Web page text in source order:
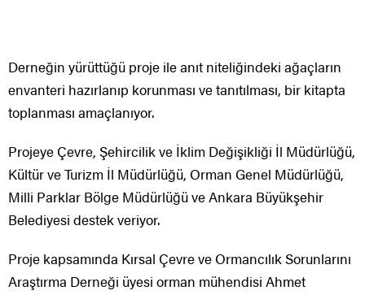
Derneğin yürüttüğü proje ile anıt niteliğindeki ağaçların
envanteri hazırlanıp korunması ve tanıtılması, bir kitapta
toplanması amaçlanıyor.
Projeye Çevre, Şehircilik ve İklim Değişikliği İl Müdürlüğü,
Kültür ve Turizm İl Müdürlüğü, Orman Genel Müdürlüğü,
Milli Parklar Bölge Müdürlüğü ve Ankara Büyükşehir
Belediyesi destek veriyor.
Proje kapsamında Kırsal Çevre ve Ormancılık Sorunlarını
Araştırma Derneği üyesi orman mühendisi Ahmet